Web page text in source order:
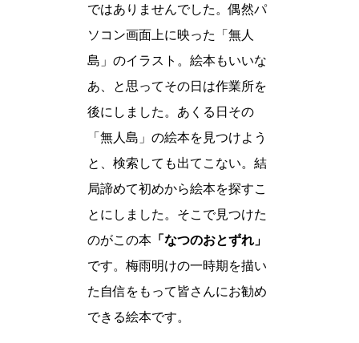
ではありませんでした。偶然パ
ソコン画面上に映った「無人
島」のイラスト。絵本もいいな
あ、と思ってその日は作業所を
後にしました。あくる日その
「無人島」の絵本を見つけよう
と、検索しても出てこない。結
局諦めて初めから絵本を探すこ
とにしました。そこで見つけた
のがこの本 「なつのおとずれ」
です。梅雨明けの一時期を描い
た自信をもって皆さんにお勧め
できる絵本です。